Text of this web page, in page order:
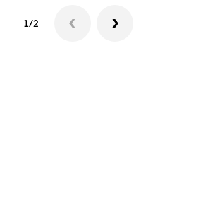
1/2